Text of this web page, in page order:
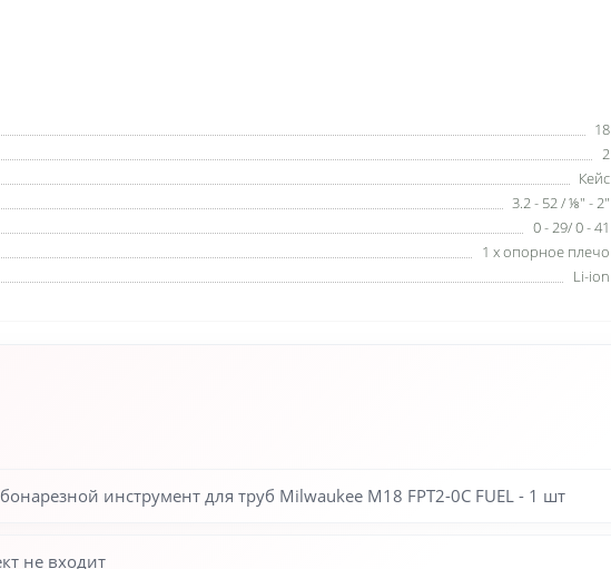
18
2
Кейс
3.2 - 52 / ⅛″ - 2″
0 - 29/ 0 - 41
1 х опорное плечо
Li-ion
инструмент для труб Milwaukee M18 FPT2-0C FUEL - 1 шт
не входит